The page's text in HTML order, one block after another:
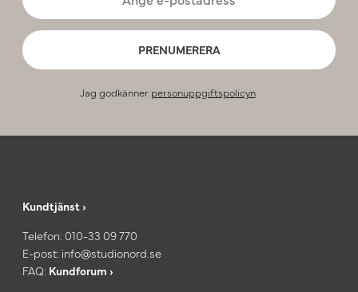
PRENUMERERA
Jag godkänner personuppgiftspolicyn.
Kundtjänst ›
Telefon: 010-33 09 770
E-post: info@studionord.se
FAQ: Kundforum ›